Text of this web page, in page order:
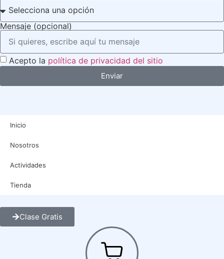
Mensaje (opcional)
Acepto la política de privacidad del sitio
Enviar
Inicio
Nosotros
Actividades
Tienda
Clase Gratis